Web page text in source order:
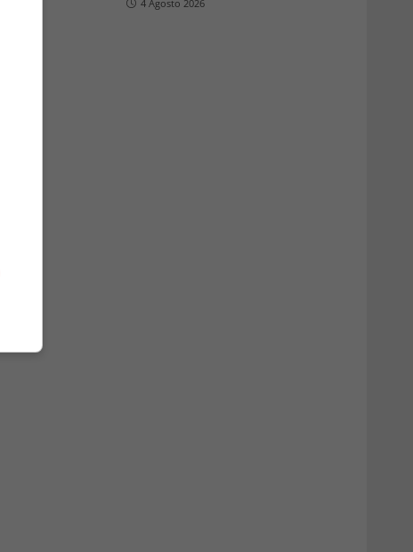
4 Agosto 2026